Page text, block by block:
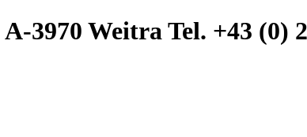
A-3970 WeitraTel. +43 (0)